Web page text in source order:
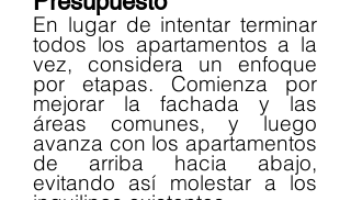
En lugar de intentar terminar
todos los apartamentos a la
vez, considera un enfoque
por etapas. Comienza por
mejorar la fachada y las
áreas comunes, y luego
avanza con los apartamentos
de arriba hacia abajo,
evitando así molestar a los